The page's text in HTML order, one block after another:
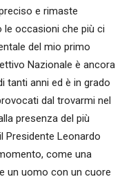
e rimaste
le occasioni che più ci
del mio primo
Nazionale è ancora
tanti anni ed è in grado
dal trovarmi nel
presenza del più
Presidente Leonardo
come una
un uomo con un cuore